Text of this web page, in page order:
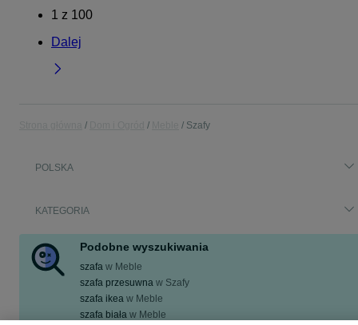
1 z 100
Dalej
Szafy
POLSKA
KATEGORIA
Podobne wyszukiwania
szafa w Meble
szafa przesuwna w Szafy
szafa ikea w Meble
szafa biała w Meble